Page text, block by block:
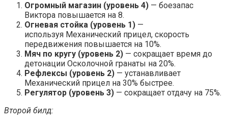
Огромный магазин (уровень 4) — боезапас
Виктора повышается на 8.
Огневая стойка (уровень 1) —
используя Механический прицел, скорость
передвижения повышается на 10%.
Мяч по кругу (уровень 2) — сокращает время до
детонации Осколочной гранаты на 20%.
Рефлексы (уровень 2) — устанавливает
Механический прицел на 30% быстрее.
Регулятор (уровень 3) — сокращает отдачу на 75%.
Второй билд: